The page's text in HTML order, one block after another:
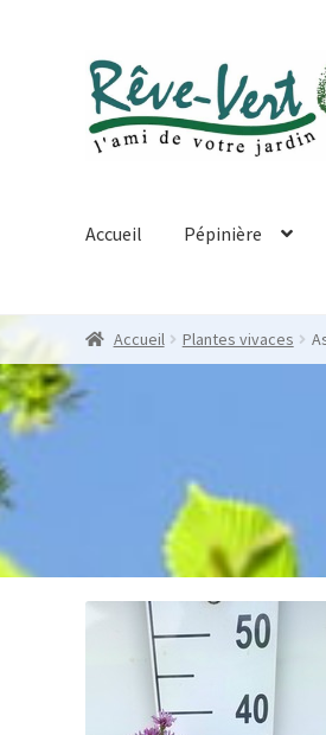
Skip
to
navigation
Skip
to
content
Accueil Pépinière
Accueil Plantes vivaces